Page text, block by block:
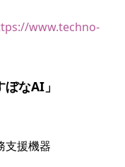
www.techno-
なAI」
支援機器